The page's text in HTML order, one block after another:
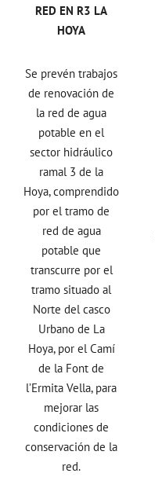
RED EN R3 LA
HOYA
Se prevén trabajos
de renovación de
la red de agua
potable en el
sector hidráulico
ramal 3 de la
Hoya, comprendido
por el tramo de
red de agua
potable que
transcurre por el
tramo situado al
Norte del casco
Urbano de La
Hoya, por el Camí
de la Font de
l’Ermita Vella, para
mejorar las
condiciones de
conservación de la
red.